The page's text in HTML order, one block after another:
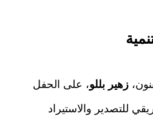
زهير بللو، على الحفل
للتصدير والاستيراد